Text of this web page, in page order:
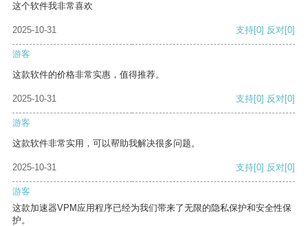
这个软件我非常喜欢
2025-10-31 支持[0] 反对[0]
游客
这款软件的价格非常实惠，值得推荐。
2025-10-31 支持[0] 反对[0]
游客
这款软件非常实用，可以帮助我解决很多问题。
2025-10-31 支持[0] 反对[0]
游客
这款加速器VPM应用程序已经为我们带来了无限的隐私保护和安全性保
护。